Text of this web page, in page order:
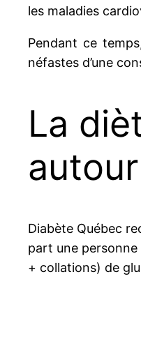
les maladies
Pendant ce
néfastes d’une
La
Diabète Québec
part une
+ collations) de